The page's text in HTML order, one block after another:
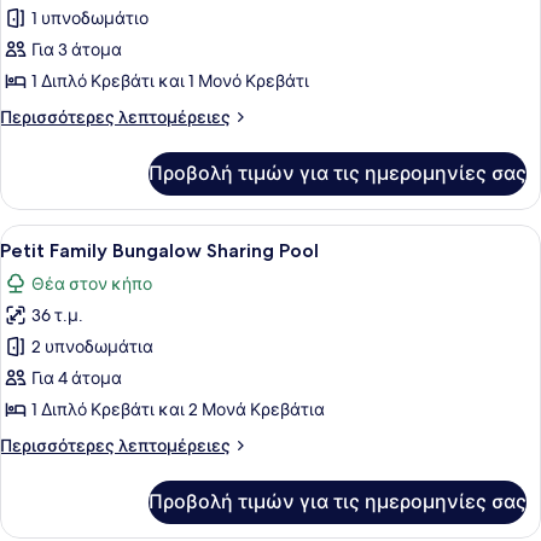
για
Bungalow
Sharing
1 υπνοδωμάτιο
Για 3 άτομα
1 Διπλό Κρεβάτι και 1 Μονό Κρεβάτι
Περισσότερες λεπτομέρειες
Περισσότερες
Sharing
Pool
Προβολή τιμών για τις ημερομηνίες σας
Προβολή
όλων
των
φωτογραφιών
για
Petit
Family
Sharing
Ένα δωμάτιο ξενοδοχείου με ένα
5
Petit Family Bungalow Sharing Pool
Θέα στον κήπο
36 τ.μ.
2 υπνοδωμάτια
Για 4 άτομα
1 Διπλό Κρεβάτι και 2 Μονά Κρεβάτια
Περισσότερες λεπτομέρειες
Περισσότερες
Family
Προβολή τιμών για τις ημερομηνίες σας